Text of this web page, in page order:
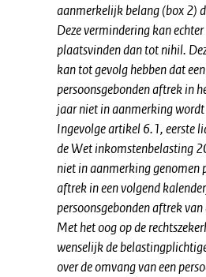
aanmerkelijk belang (box 2)
Deze vermindering kan
plaatsvinden dan tot nihil.
kan tot gevolg hebben dat
persoonsgebonden aftrek in
jaar niet in aanmerking
Ingevolge artikel 6.1, eerste
de Wet inkomstenbelasting
niet in aanmerking genomen
aftrek in een volgend
persoonsgebonden aftrek
Met het oog op de
wenselijk de
over de omvang van een